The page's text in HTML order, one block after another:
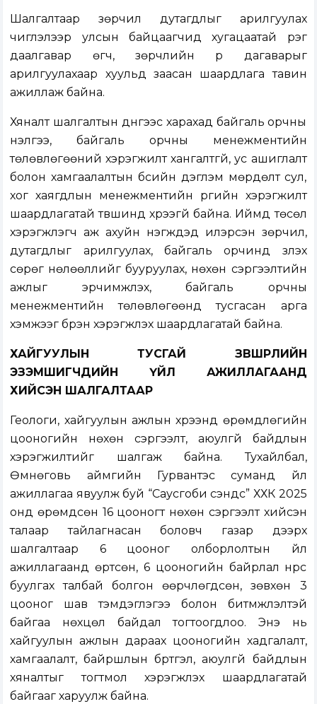
Шалгалтаар зөрчил дутагдлыг арилгуулах
чиглэлээр улсын байцаагчид хугацаатай үүрэг
даалгавар өгч, зөрчлийн үр дагаварыг
арилгуулахаар хуульд заасан шаардлага тавин
ажиллаж байна.
Хяналт шалгалтын дүнгээс харахад байгаль орчны
үнэлгээ, байгаль орчны менежментийн
төлөвлөгөөний хэрэгжилт хангалтгүй, ус ашиглалт
болон хамгаалалтын бүсийн дэглэм мөрдөлт сул,
хог хаягдлын менежментийн үүргийн хэрэгжилт
шаардлагатай түвшинд хүрээгүй байна. Иймд төсөл
хэрэгжүүлэгч аж ахуйн нэгжүүдэд илэрсэн зөрчил,
дутагдлыг арилгуулах, байгаль орчинд үзүүлэх
сөрөг нөлөөллийг бууруулах, нөхөн сэргээлтийн
ажлыг эрчимжүүлэх, байгаль орчны
менежментийн төлөвлөгөөнд тусгасан арга
хэмжээг бүрэн хэрэгжүүлэх шаардлагатай байна.
ХАЙГУУЛЫН ТУСГАЙ ЗӨВШӨӨРӨЛИЙН
ЭЗЭМШИГЧДИЙН ҮЙЛ АЖИЛЛАГААНД
ХИЙСЭН ШАЛГАЛТААР
Геологи, хайгуулын ажлын хүрээнд өрөмдлөгийн
цооногийн нөхөн сэргээлт, аюулгүй байдлын
хэрэгжилтийг шалгаж байна. Тухайлбал,
Өмнөговь аймгийн Гурвантэс суманд үйл
ажиллагаа явуулж буй “Саусгоби сэндс” ХХК 2025
онд өрөмдсөн 16 цооногт нөхөн сэргээлт хийсэн
талаар тайлагнасан боловч газар дээрх
шалгалтаар 6 цооног олборлолтын үйл
ажиллагаанд өртсөн, 6 цооногийн байрлал нүүрс
буулгах талбай болгон өөрчлөгдсөн, зөвхөн 3
цооног шав тэмдэглэгээ болон битүүмжлэлтэй
байгаа нөхцөл байдал тогтоогдлоо. Энэ нь
хайгуулын ажлын дараах цооногийн хадгалалт,
хамгаалалт, байршлын бүртгэл, аюулгүй байдлын
хяналтыг тогтмол хэрэгжүүлэх шаардлагатай
байгааг харуулж байна.